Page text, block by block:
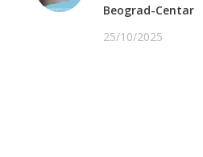
Beograd-Centar
25/10/2025